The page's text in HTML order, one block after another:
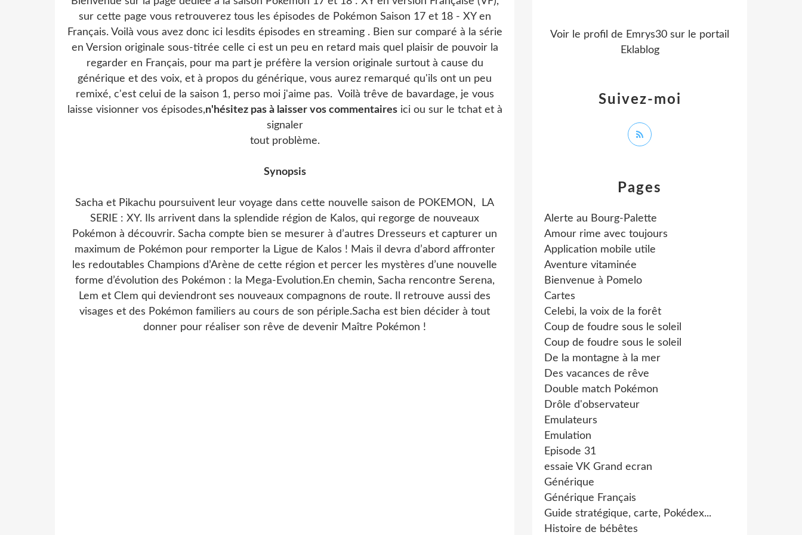
sur cette page vous retrouverez tous les épisodes de Pokémon Saison 17 et 18 - XY en
Français. Voilà vous avez donc ici lesdits épisodes en streaming . Bien sur comparé à la série
en Version originale sous-titrée celle ci est un peu en retard mais quel plaisir de pouvoir la
regarder en Français, pour ma part je préfère la version originale surtout à cause du
générique et des voix, et à propos du générique, vous aurez remarqué qu'ils ont un peu
remixé, c'est celui de la saison 1, perso moi j'aime pas. Voilà trêve de bavardage, je vous
laisse visionner vos épisodes,n'hésitez pas à laisser vos commentairesici ou sur le tchat et à
signaler
tout problème.
Synopsis
Sacha et Pikachu poursuivent leur voyage dans cette nouvelle saison de POKEMON, LA
SERIE : XY. Ils arrivent dans la splendide région de Kalos, qui regorge de nouveaux
Pokémon à découvrir. Sacha compte bien se mesurer à d’autres Dresseurs et capturer un
maximum de Pokémon pour remporter la Ligue de Kalos ! Mais il devra d’abord affronter
les redoutables Champions d’Arène de cette région et percer les mystères d’une nouvelle
forme d’évolution des Pokémon : la Mega-Evolution.En chemin, Sacha rencontre Serena,
Lem et Clem qui deviendront ses nouveaux compagnons de route. Il retrouve aussi des
visages et des Pokémon familiers au cours de son périple.Sacha est bien décider à tout
donner pour réaliser son rêve de devenir Maître Pokémon !
Pages
Alerte au Bourg-Palette
Amour rime avec toujours
Application mobile utile
Aventure vitaminée
Bienvenue à Pomelo
Cartes
Celebi, la voix de la forêt
Coup de foudre sous le soleil
Coup de foudre sous le soleil
De la montagne à la mer
Des vacances de rêve
Double match Pokémon
Drôle d'observateur
Emulateurs
Emulation
Episode 31
essaie VK Grand ecran
Générique
Générique Français
Guide stratégique, carte, Pokédex...
Histoire de bébêtes
Suivez-moi
Voir le profil de Emrys30 sur le portail
Eklablog